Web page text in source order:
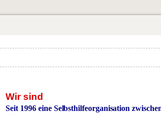
Wir sind
Seit 1996eine Selbsthilfeorganisation